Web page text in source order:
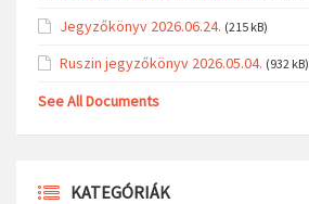
Jegyzőkönyv 2026.06.24. (215 kB)
Ruszin jegyzőkönyv 2026.05.04. (932 kB)
See All Documents
KATEGÓRIÁK